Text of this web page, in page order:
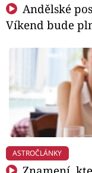
Andělské
Víkend bude
ASTROČLÁNKY